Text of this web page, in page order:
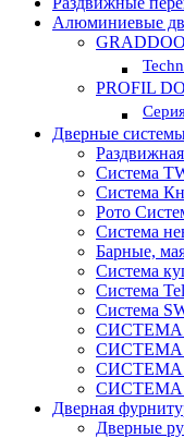
Алюминиевые
PROFIL
Дверные
Система
Система
Рото
Система
Барные,
Система
Система
Система
СИСТЕМА
СИСТЕМА
СИСТЕМА
СИСТЕМА
Дверная
Дверные